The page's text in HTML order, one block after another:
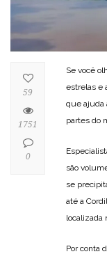
Se você
estrelas e
que ajuda
partes do
são
se
até a
localizada
Por conta
59
1751
0